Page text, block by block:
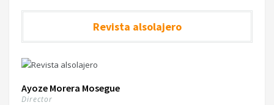
Revista alsolajero
Ayoze Morera Mosegue
Director